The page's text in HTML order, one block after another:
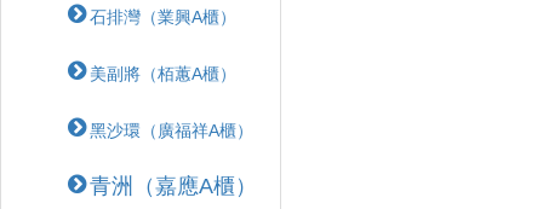
石排灣（業興A櫃）
美副將（栢蕙A櫃）
黑沙環（廣福祥A櫃）
青洲（嘉應A櫃）